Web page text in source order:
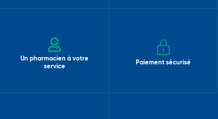
Un pharmacien à votre
service
Paiement sécurisé